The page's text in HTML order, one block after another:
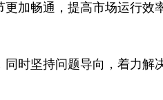
加畅通，提高市场运行效
时坚持问题导向，着力解